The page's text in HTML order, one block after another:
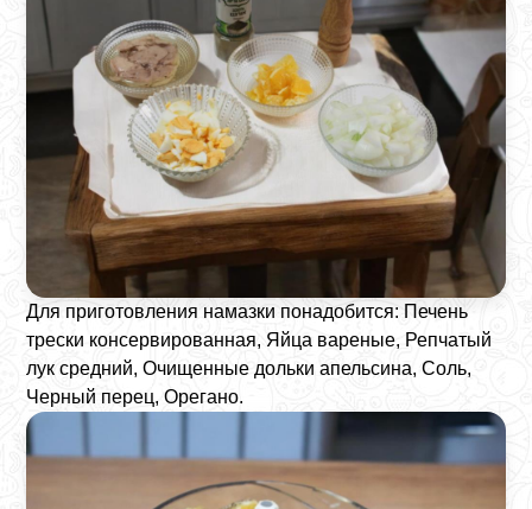
Для приготовления намазки понадобится: Печень
трески консервированная, Яйца вареные, Репчатый
лук средний, Очищенные дольки апельсина, Соль,
Черный перец, Орегано.